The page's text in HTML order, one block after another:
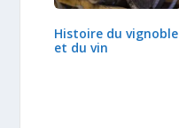
Histoire du vignoble
et du vin